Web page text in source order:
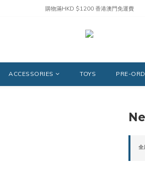
購物滿HKD $1200 香港澳門免運費
ACCESSORIES TOYS PRE-